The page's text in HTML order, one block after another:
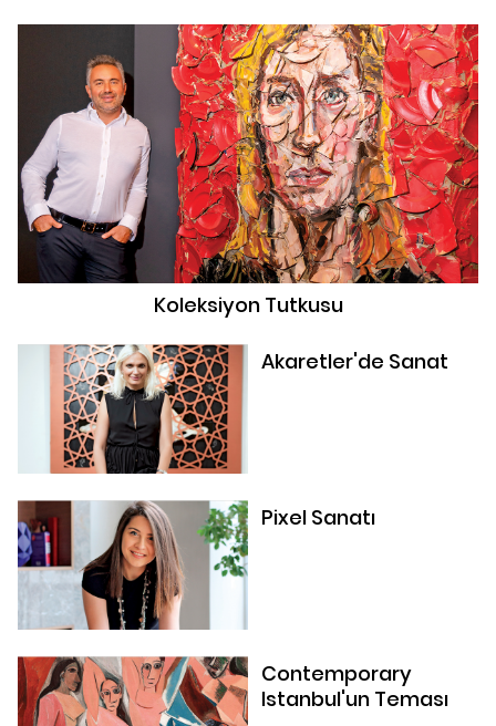
Koleksiyon Tutkusu
Akaretler'de Sanat
Pixel Sanatı
Contemporary
Istanbul'un Teması